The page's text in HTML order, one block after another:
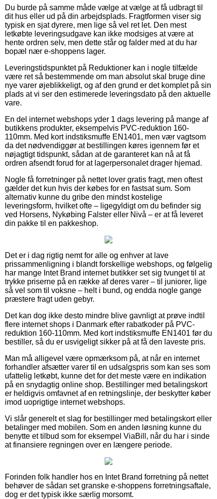
Du burde på samme måde vælge at vælge at få udbragt til
dit hus eller ud på din arbejdsplads. Fragtformen viser sig
typisk en sjat dyrere, men lige så vel ret let. Den mest
letkøbte leveringsudgave kan ikke modsiges at være at
hente ordren selv, men dette står og falder med at du har
bopæl nær e-shoppens lager.
Leveringstidspunktet på Reduktioner kan i nogle tilfælde
være ret så bestemmende om man absolut skal bruge dine
nye varer øjeblikkeligt, og af den grund er det komplet på sin
plads at vi ser den estimerede leveringsdato på den aktuelle
vare.
En del internet webshops yder 1 dags levering på mange af
butikkens produkter, eksempelvis PVC-reduktion 160-
110mm. Med kort indstiksmuffe EN1401, men vær vagtsom
da det nødvendiggør at bestillingen køres igennem før et
nøjagtigt tidspunkt, sådan at de garanteret kan nå at få
ordren afsendt forud for at lagerpersonalet drager hjemad.
Nogle få forretninger på nettet lover gratis fragt, men oftest
gælder det kun hvis der købes for en fastsat sum. Som
alternativ kunne du gribe den mindst kostelige
leveringsform, hvilket ofte – ligegyldigt om du befinder sig
ved Horsens, Nykøbing Falster eller Nivå – er at få leveret
din pakke til en pakkeshop.
Det er i dag rigtig nemt for alle og enhver at lave
prissammenligning i blandt forskellige webshops, og følgelig
har mange Intet Brand internet butikker set sig tvunget til at
trykke priserne på en række af deres varer – til juniorer, lige
så vel som til voksne – helt i bund, og endda nogle gange
præstere fragt uden gebyr.
Det kan dog ikke desto mindre blive gavnligt at prøve indtil
flere internet shops i Danmark efter rabatkoder på PVC-
reduktion 160-110mm. Med kort indstiksmuffe EN1401 før du
bestiller, så du er usvigeligt sikker på at få den laveste pris.
Man må alligevel være opmærksom på, at når en internet
forhandler afsætter varer til en udsalgspris som kan ses som
ufattelig letkøbt, kunne det for det meste være en indikation
på en snydagtig online shop. Bestillinger med betalingskort
er heldigvis omfavnet af en retningslinje, der beskytter køber
imod uoprigtige internet webshops.
Vi slår generelt et slag for bestillinger med betalingskort eller
betalinger med mobilen. Som en anden løsning kunne du
benytte et tilbud som for eksempel ViaBill, når du har i sinde
at finansiere regningen over en længere periode.
Forinden folk handler hos en Intet Brand forretning på nettet
behøver de sådan set granske e-shoppens forretningsaftale,
dog er det typisk ikke særlig morsomt.